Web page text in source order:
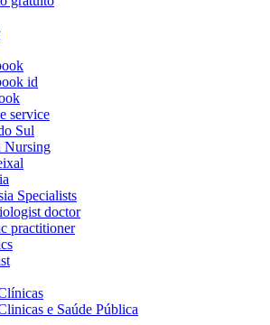
id
service
Sul
Nursing
Specialists
doctor
practitioner
e Saúde Pública